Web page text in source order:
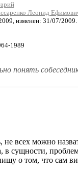
Леонид
изменен: 31/07/2009.
1989
понять
не всех можно
в сущности,
о том, что сам